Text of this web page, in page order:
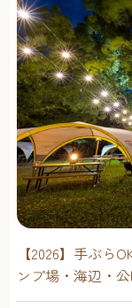
【2026】手ぶら
ンプ場・海辺・